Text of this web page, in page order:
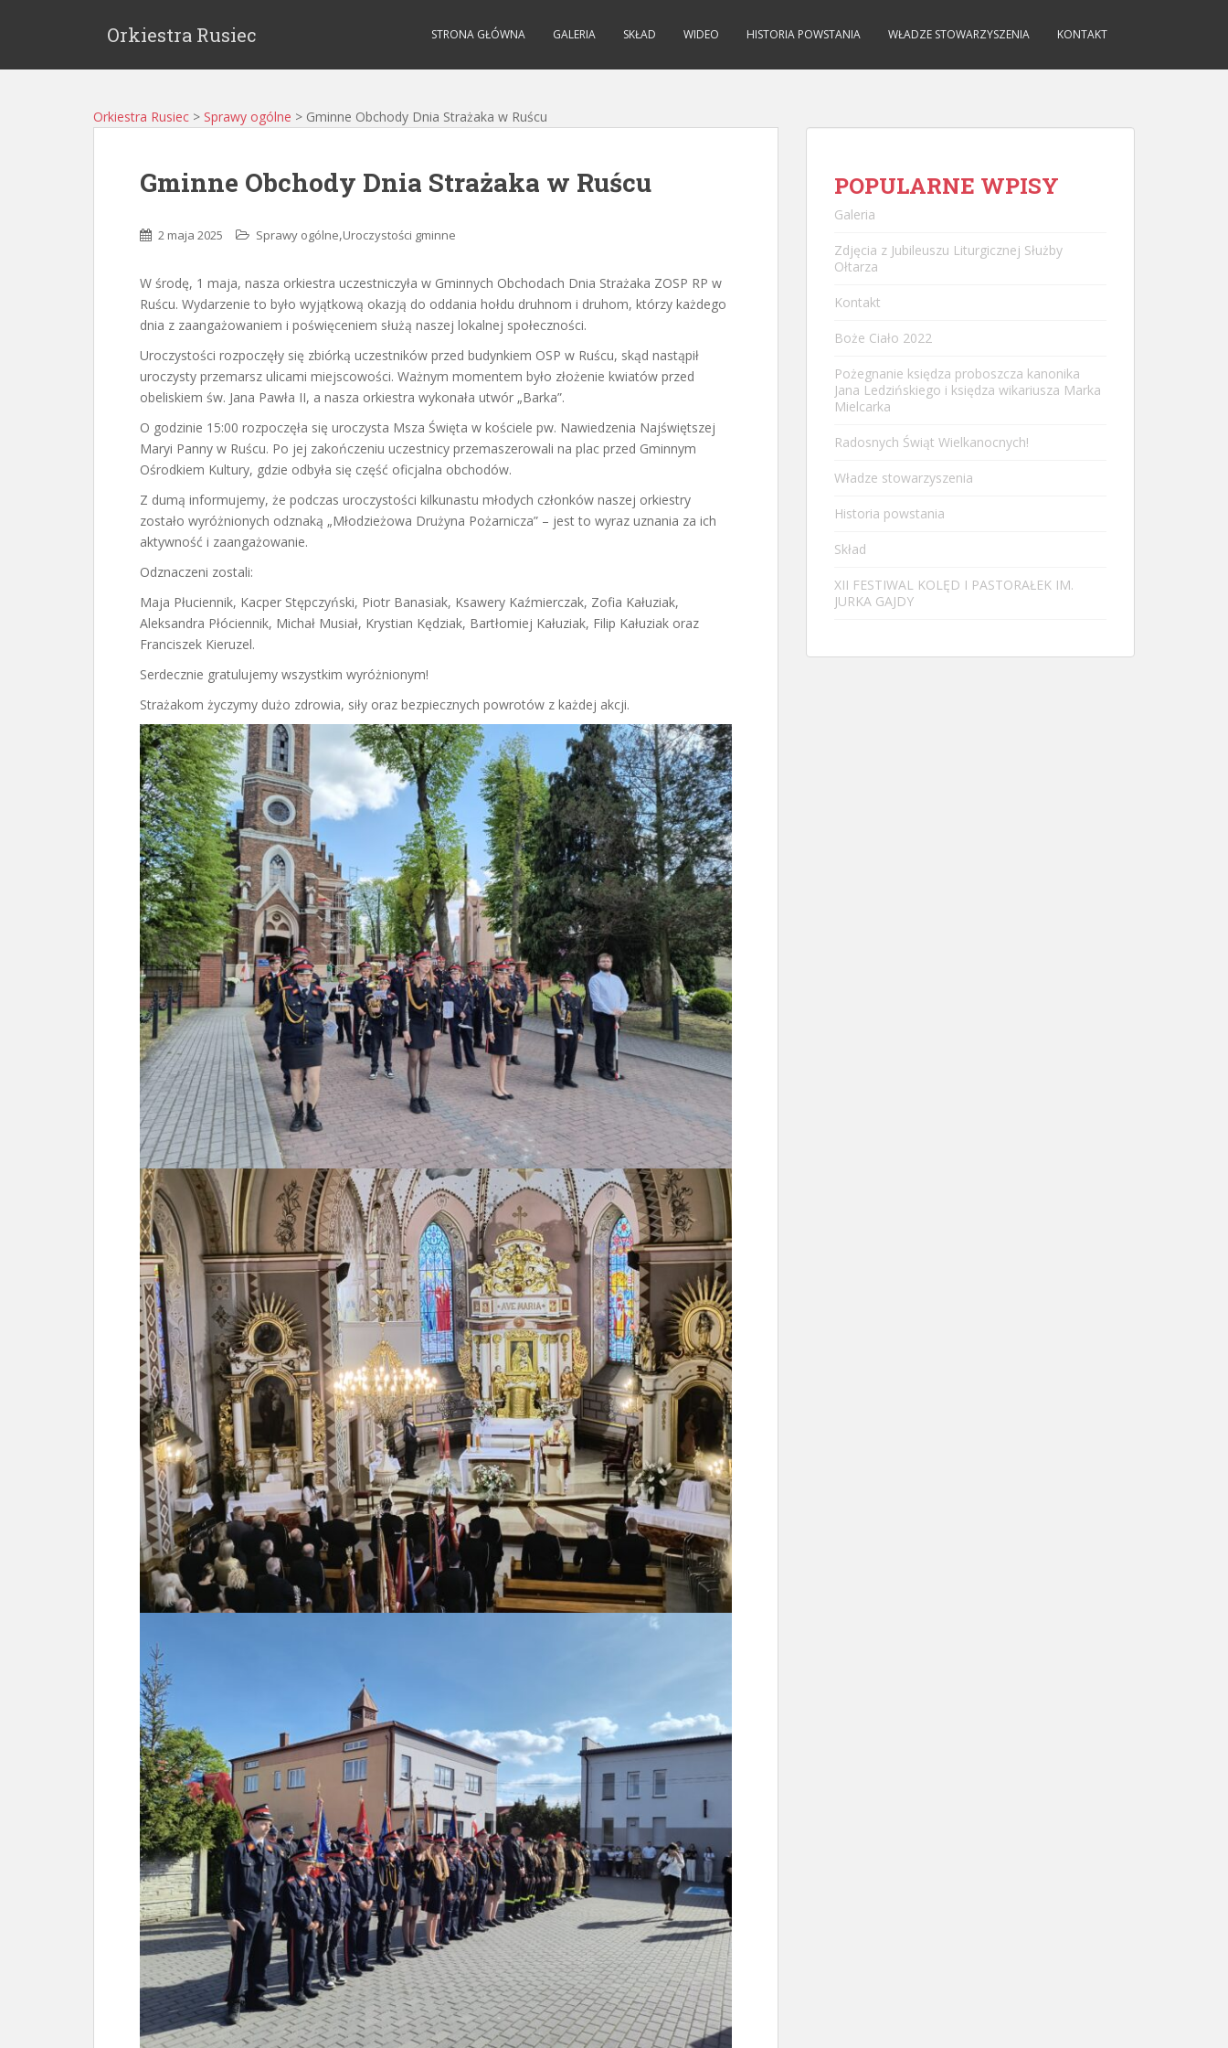
Orkiestra Rusiec STRONA GŁÓWNA GALERIA SKŁAD WIDEO HISTORIA POWSTANIA WŁADZE STOWARZYSZENIA KONTAKT
Orkiestra Rusiec > Sprawy ogólne > Gminne Obchody Dnia Strażaka w Ruścu
Gminne Obchody Dnia Strażaka w Ruścu
2 maja 2025 Sprawy ogólne,Uroczystości gminne
W środę, 1 maja, nasza orkiestra uczestniczyła w Gminnych Obchodach Dnia Strażaka ZOSP RP w
Ruścu. Wydarzenie to było wyjątkową okazją do oddania hołdu druhnom i druhom, którzy każdego
dnia z zaangażowaniem i poświęceniem służą naszej lokalnej społeczności.
Uroczystości rozpoczęły się zbiórką uczestników przed budynkiem OSP w Ruścu, skąd nastąpił
uroczysty przemarsz ulicami miejscowości. Ważnym momentem było złożenie kwiatów przed
obeliskiem św. Jana Pawła II, a nasza orkiestra wykonała utwór „Barka”.
O godzinie 15:00 rozpoczęła się uroczysta Msza Święta w kościele pw. Nawiedzenia Najświętszej
Maryi Panny w Ruścu. Po jej zakończeniu uczestnicy przemaszerowali na plac przed Gminnym
Ośrodkiem Kultury, gdzie odbyła się część oficjalna obchodów.
Z dumą informujemy, że podczas uroczystości kilkunastu młodych członków naszej orkiestry
zostało wyróżnionych odznaką „Młodzieżowa Drużyna Pożarnicza” – jest to wyraz uznania za ich
aktywność i zaangażowanie.
Odznaczeni zostali:
Maja Płuciennik, Kacper Stępczyński, Piotr Banasiak, Ksawery Kaźmierczak, Zofia Kałuziak,
Aleksandra Płóciennik, Michał Musiał, Krystian Kędziak, Bartłomiej Kałuziak, Filip Kałuziak oraz
Franciszek Kieruzel.
Serdecznie gratulujemy wszystkim wyróżnionym!
Strażakom życzymy dużo zdrowia, siły oraz bezpiecznych powrotów z każdej akcji.
POPULARNE WPISY
Galeria
Zdjęcia z Jubileuszu Liturgicznej Służby
Ołtarza
Kontakt
Boże Ciało 2022
Pożegnanie księdza proboszcza kanonika
Jana Ledzińskiego i księdza wikariusza Marka
Mielcarka
Radosnych Świąt Wielkanocnych!
Władze stowarzyszenia
Historia powstania
Skład
XII FESTIWAL KOLĘD I PASTORAŁEK IM.
JURKA GAJDY